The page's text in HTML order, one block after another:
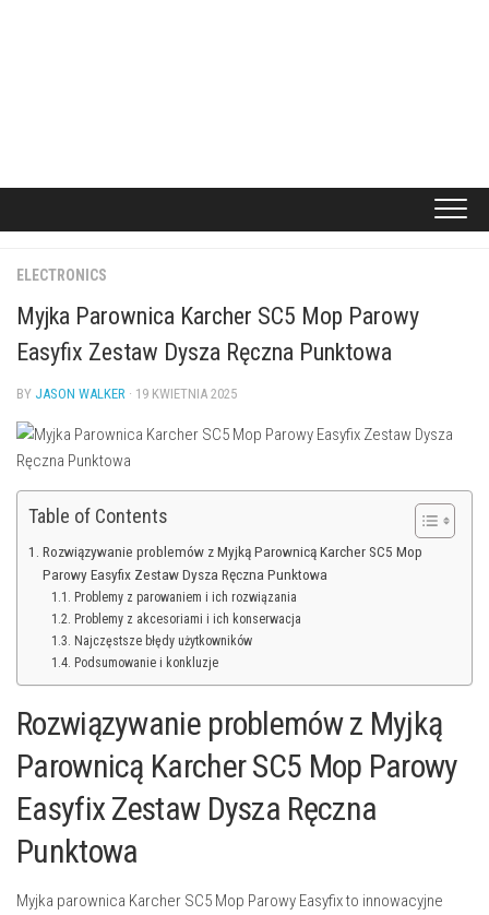
ELECTRONICS
Myjka Parownica Karcher SC5 Mop Parowy
Easyfix Zestaw Dysza Ręczna Punktowa
BY JASON WALKER · 19 KWIETNIA 2025
Table of Contents
Rozwiązywanie problemów z Myjką Parownicą Karcher SC5 Mop
Parowy Easyfix Zestaw Dysza Ręczna Punktowa
Problemy z parowaniem i ich rozwiązania
Problemy z akcesoriami i ich konserwacja
Najczęstsze błędy użytkowników
Podsumowanie i konkluzje
Rozwiązywanie problemów z Myjką
Parownicą Karcher SC5 Mop Parowy
Easyfix Zestaw Dysza Ręczna
Punktowa
Myjka parownica Karcher SC5 Mop Parowy Easyfix to innowacyjne